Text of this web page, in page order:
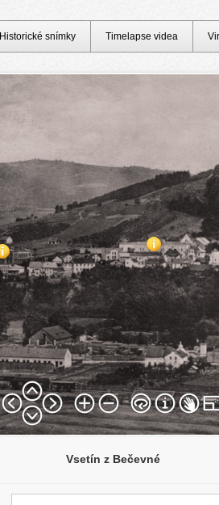
Vsetín z Bečevné
Historické snímky Timelapse videa